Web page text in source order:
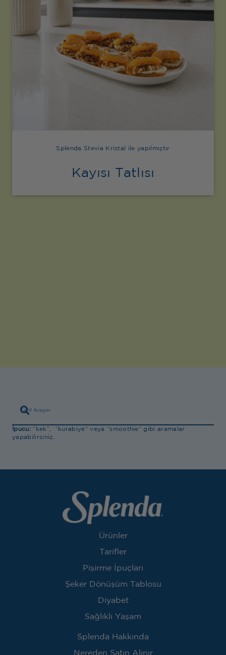
Splenda Stevia Kristal ile yapılmıştır
Kayısı Tatlısı
İpucu:“kek”, “kurabiye” veya “smoothie” gibi aramalar
yapabilirsiniz.
Ürünler
Tarifler
Pişirme İpuçları
Şeker Dönüşüm Tablosu
Diyabet
Sağlıklı Yaşam
Splenda Hakkında
Nereden Satın Alınır